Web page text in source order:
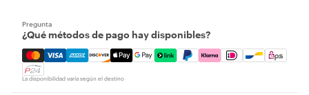
Pregunta
¿Qué métodos de pago hay disponibles?
Mastercard, Visa, Amex, Discover, Apple Pay, Google
La disponibilidad varía según el destino